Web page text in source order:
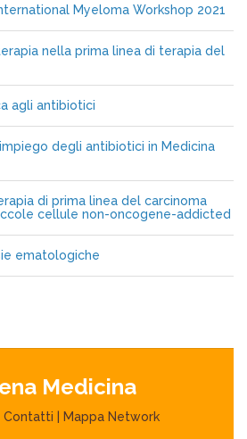
Myeloma Workshop 2021
nella prima linea di terapia del
agli antibiotici
degli antibiotici in Medicina
di prima linea del carcinoma
cellule non-oncogene-addicted
ematologiche
Medicina
Contatti Mappa Network